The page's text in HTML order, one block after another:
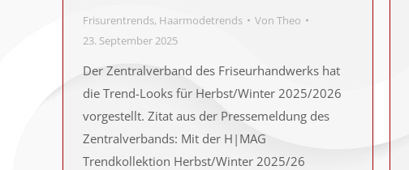
Frisurentrends, Haarmodetrends Von Theo
23. September 2025
Der Zentralverband des Friseurhandwerks hat
die Trend-Looks für Herbst/Winter 2025/2026
vorgestellt. Zitat aus der Pressemeldung des
Zentralverbands: Mit der H|MAG
Trendkollektion Herbst/Winter 2025/26